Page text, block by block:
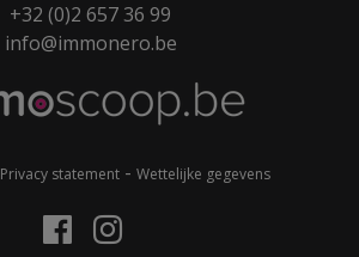
+32 (0)2 657 36 99
info@immonero.be
Privacy statement- Wettelijke gegevens